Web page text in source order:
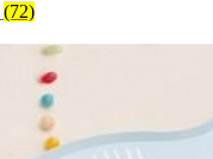
(72)